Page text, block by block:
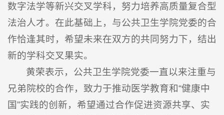
数字法学等新兴交叉学科，努力培养高质量复合型
法治人才。在此基础上，与公共卫生学院党委的合
作恰逢其时，希望未来在双方的共同努力下，结出
新的学科交叉果实。
黄荣表示，公共卫生学院党委一直以来注重与
兄弟院校的合作，致力于推动医学教育和“健康中
国”实践的创新，希望通过合作促进资源共享、实